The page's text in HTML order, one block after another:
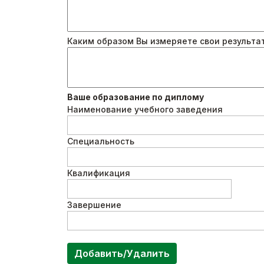
Каким образом Вы измеряете свои
Ваше образование по диплому
Наименование учебного заведения
Специальность
Квалификация
Завершение
Добавить/Удалить